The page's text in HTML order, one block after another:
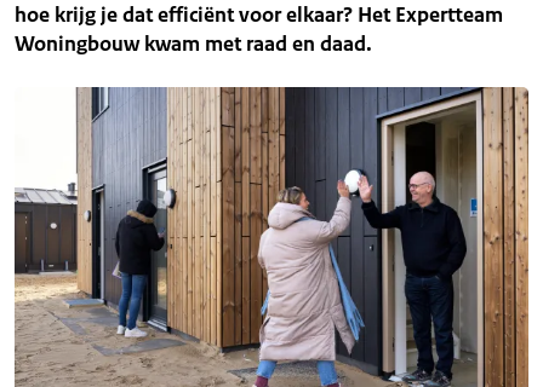
hoe krijg je dat efficiënt voor elkaar? Het Expertteam
Woningbouw kwam met raad en daad.